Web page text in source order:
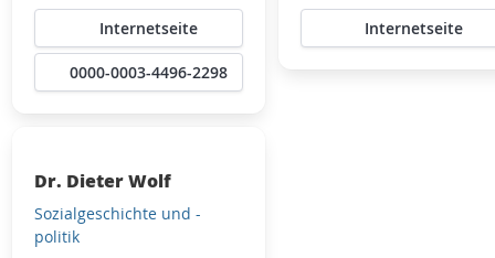
Internetseite
0000-0003-4496-2298
Internetseite
Dr. Dieter Wolf
Sozialgeschichte und -
politik